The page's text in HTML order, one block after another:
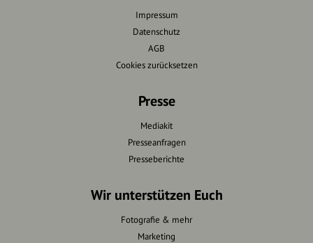
Impressum
Datenschutz
AGB
Cookies zurücksetzen
Presse
Mediakit
Presseanfragen
Presseberichte
Wir unterstützen Euch
Fotografie & mehr
Marketing